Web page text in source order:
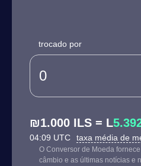
trocado por
₪1.000 ILS = L
04:09 UTC taxa média de
O Conversor de Moeda
câmbio e as últimas notícias e